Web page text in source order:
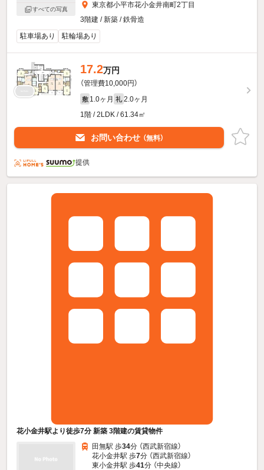
すべての写真
東京都小平市花小金井南町2丁目
3階建 / 新築 / 鉄骨造
駐車場あり
駐輪場あり
17.2万円
（管理費10,000円）
敷 1.0ヶ月 礼 2.0ヶ月
1階 / 2LDK / 61.34㎡
お問い合わせ （無料）
提供
花小金井駅より徒歩7分 新築 3階建の賃貸物件
田無駅 歩34分 （西武新宿線）
花小金井駅 歩7分 （西武新宿線）
東小金井駅 歩41分 （中央線）